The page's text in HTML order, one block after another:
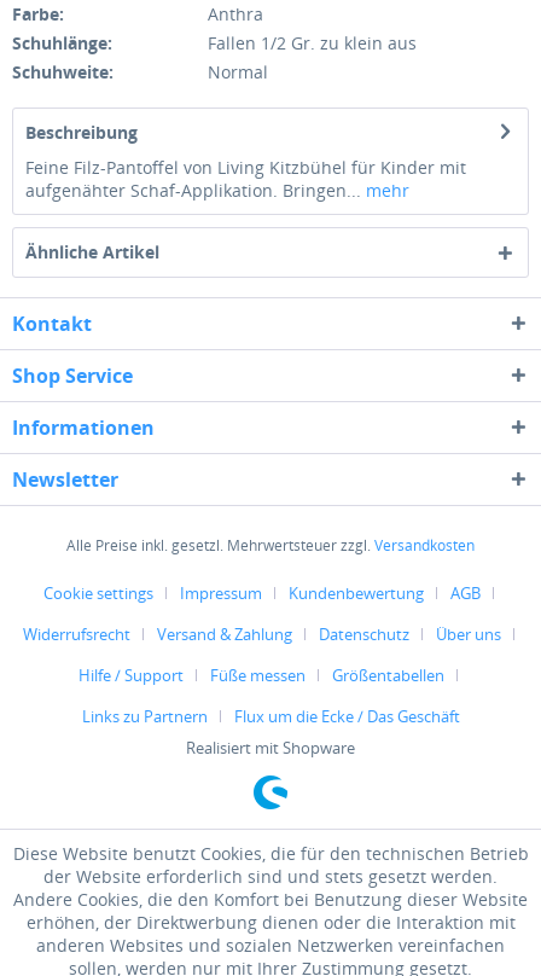
Farbe:
Anthra
Schuhlänge:
Fallen 1/2 Gr. zu klein aus
Schuhweite:
Normal
Beschreibung
Feine Filz-Pantoffel von Living Kitzbühel für Kinder mit
aufgenähter Schaf-Applikation. Bringen... mehr
Ähnliche Artikel
Kontakt
Shop Service
Informationen
Newsletter
Alle Preise inkl. gesetzl. Mehrwertsteuer zzgl.Versandkosten
Cookie settings Impressum Kundenbewertung
AGB
Widerrufsrecht
Versand & Zahlung Datenschutz
Über uns
Hilfe / Support
Füße messen
Größentabellen
Links zu Partnern
Flux um die Ecke / Das Geschäft
Realisiert mit Shopware
Diese Website benutzt Cookies, die für den technischen Betrieb
der Website erforderlich sind und stets gesetzt werden.
Andere Cookies, die den Komfort bei Benutzung dieser Website
erhöhen, der Direktwerbung dienen oder die Interaktion mit
anderen Websites und sozialen Netzwerken vereinfachen
sollen, werden nur mit Ihrer Zustimmung gesetzt.